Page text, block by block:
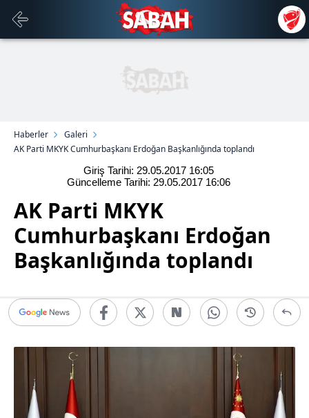
Haberler
Galeri
AK Parti MKYK Cumhurbaşkanı Erdoğan Başkanlığında toplandı
Giriş Tarihi: 29.05.2017 16:05
Güncelleme Tarihi: 29.05.2017 16:06
AK Parti MKYK
Cumhurbaşkanı Erdoğan
Başkanlığında toplandı